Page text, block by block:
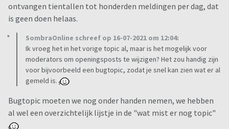
ontvangen tientallen tot honderden meldingen per dag, dat
is geen doen helaas.
SombraOnline schreef op 16-07-2021 om 12:04:
Ik vroeg het in het vorige topic al, maar is het mogelijk voor
moderators om openingsposts te wijzigen? Het zou handig zijn
voor bijvoorbeeld een bugtopic, zodat je snel kan zien wat er al
gemeld is.
Bugtopic moeten we nog onder handen nemen, we hebben
al wel een overzichtelijk lijstje in de "wat mist er nog topic"